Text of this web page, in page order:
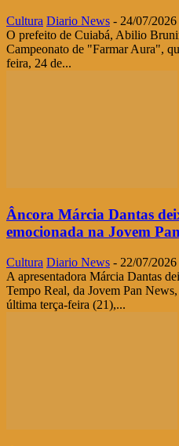
Cultura Diario News - 24/07/2026
O prefeito de Cuiabá, Abilio
Campeonato de "Farmar Aura",
feira, 24 de...
Âncora Márcia Dantas
emocionada na Jovem Pan
Cultura Diario News - 22/07/2026
A apresentadora Márcia Dantas
Tempo Real, da Jovem Pan
última terça-feira (21),...